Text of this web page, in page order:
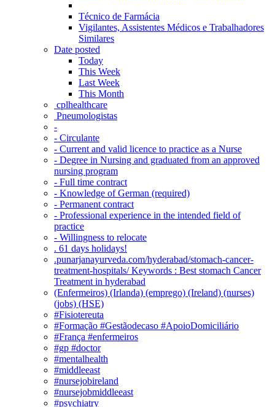
Técnico de Farmácia
Vigilantes, Assistentes Médicos e Trabalhadores
Similares
Date posted
Today
This Week
Last Week
This Month
‎ cplhealthcare‬
Pneumologistas
-
- Circulante
- Current and valid licence to practice as a Nurse
- Degree in Nursing and graduated from an approved
nursing program
- Full time contract
- Knowledge of German (required)
- Permanent contract
- Professional experience in the intended field of
practice
- Willingness to relocate
. 61 days holidays!
.punarjanayurveda.com/hyderabad/stomach-cancer-
treatment-hospitals/ Keywords : Best stomach Cancer
Treatment in hyderabad
(Enfermeiros) (Irlanda) (emprego) (Ireland) (nurses)
(jobs) (HSE)
#Fisiotereuta
#Formação #Gestãodecaso #ApoioDomiciliário
#França #enfermeiros
#gp #doctor
#mentalhealth
#middleeast
#nursejobireland
#nursejobmiddleeast
#psychiatry